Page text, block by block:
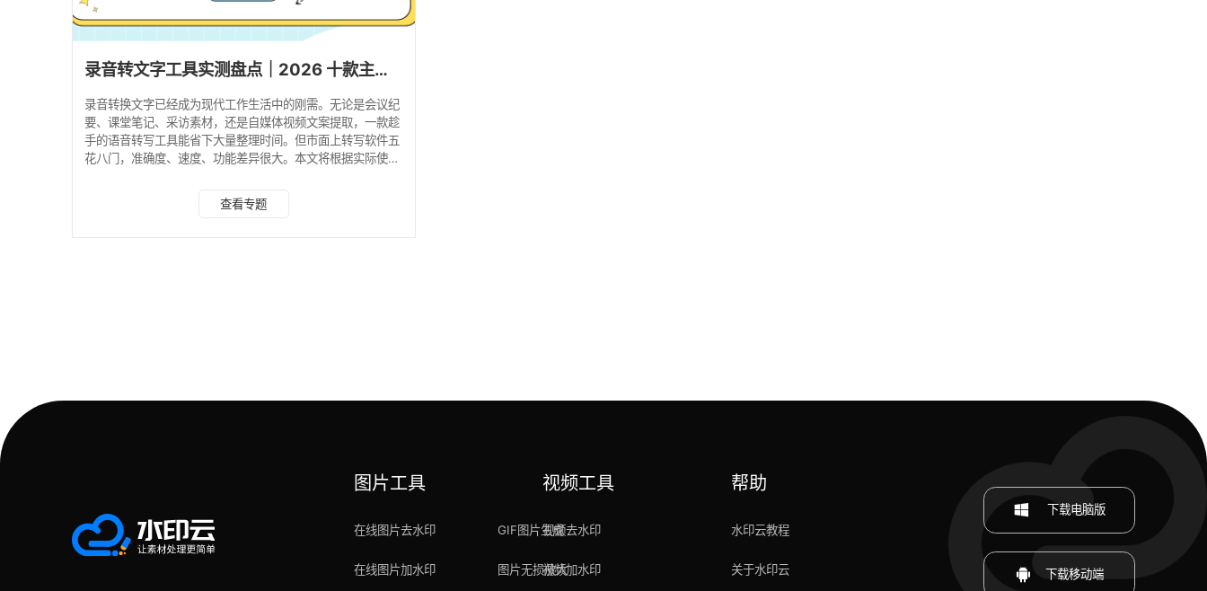
录音转文字工具实测盘点｜2026 十款主流软件对比，高效整理会议录音！
录音转换文字已经成为现代工作生活中的刚需。无论是会议纪
要、课堂笔记、采访素材，还是自媒体视频文案提取，一款趁
手的语音转写工具能省下大量整理时间。但市面上转写软件五
花八门，准确度、速度、功能差异很大。本文将根据实际使用
人还在用最原始的方法 —— 反复听录音、手动逐字记录，这
查看专题
图片工具
在线图片去水印
在线图片加水印
GIF图片生成
图片无损放大
视频工具
视频去水印
视频加水印
帮助
水印云教程
关于水印云
下载电脑版
下载移动端